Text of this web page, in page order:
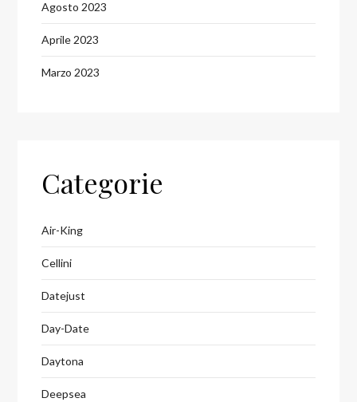
Agosto 2023
Aprile 2023
Marzo 2023
Categorie
Air-King
Cellini
Datejust
Day-Date
Daytona
Deepsea